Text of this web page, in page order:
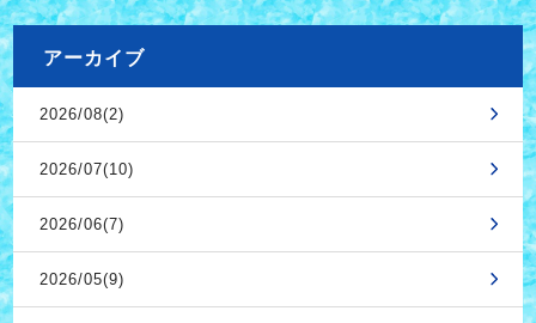
アーカイブ
2026/08(2)
2026/07(10)
2026/06(7)
2026/05(9)